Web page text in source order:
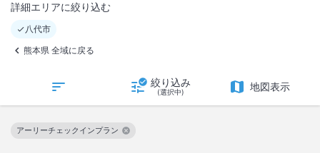
詳細エリアに絞り込む
八代市
熊本県 全域に戻る
絞り込み
(選択中) 地図表示
アーリーチェックインプラン
この絞り込み条件を解除